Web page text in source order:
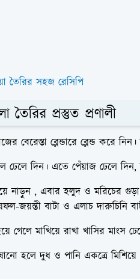
তৈরির সহজ রেসিপি
তৈরির প্রস্তুত প্রণালী
বেরেস্তা ব্লেন্ডারে ব্লেন্ড করে
ঢেলে দিন। এতে পেঁয়াজ ঢেলে
নাড়ুন , এবার হলুদ ও মরিচের গুড়া
জয়ন্তী বাটা ও এলাচ দারুচিনি
গেলে মাখিয়ে রাখা খাসির মাংস
হলে দুধ ও পানি একত্রে